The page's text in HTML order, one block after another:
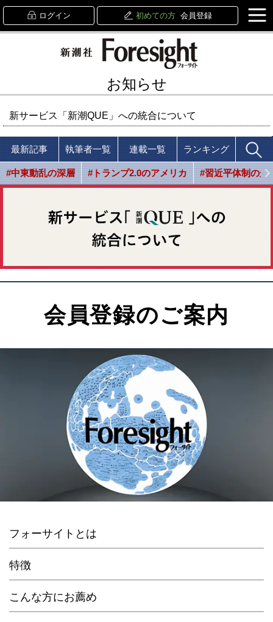
ログイン 初めての方 会員登録
お知らせ
新サービス「新潮QUE」への統合について
最新記事 執筆者一覧 連載一覧 ランキング
#中東動乱の深層 #トランプ2.0のアメリカ #習近平体制の光
会員登録のご案内
フォーサイトとは
特徴
こんな方にお薦め